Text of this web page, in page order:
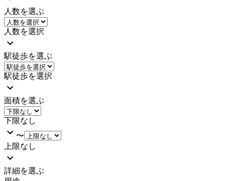
人数を選ぶ
人数を選択
駅徒歩を選ぶ
駅徒歩を選択
面積を選ぶ
下限なし
〜
上限なし
詳細を選ぶ